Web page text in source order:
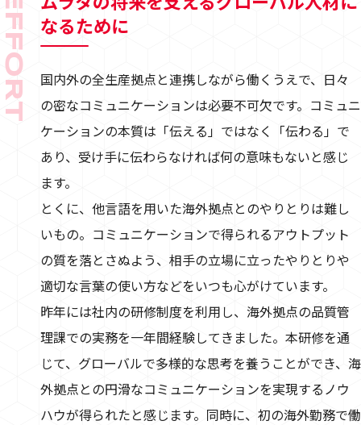
EFFORT
なるために
国内外の全生産拠点と連携しながら働くうえで、日々
の密なコミュニケーションは必要不可欠です。コミュニ
ケーションの本質は「伝える」ではなく「伝わる」で
あり、受け手に伝わらなければ何の意味もないと感じ
ます。
とくに、他言語を用いた海外拠点とのやりとりは難し
いもの。コミュニケーションで得られるアウトプット
の質を落とさぬよう、相手の立場に立ったやりとりや
適切な言葉の使い方などをいつも心がけています。
昨年には社内の研修制度を利用し、海外拠点の品質管
理課での実務を一年間経験してきました。本研修を通
じて、グローバルで多様的な思考を養うことができ、海
外拠点との円滑なコミュニケーションを実現するノウ
ハウが得られたと感じます。同時に、初の海外勤務で働